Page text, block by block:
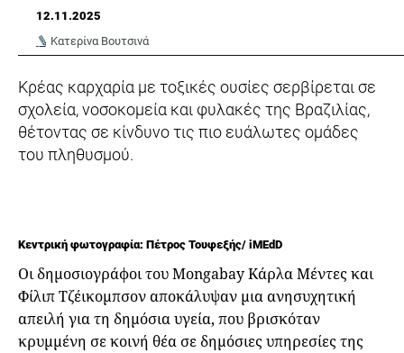
12.11.2025
Κατερίνα Βουτσινά
Kρέας καρχαρία με τοξικές ουσίες σερβίρεται σε
σχολεία, νοσοκομεία και φυλακές της Βραζιλίας,
θέτοντας σε κίνδυνο τις πιο ευάλωτες ομάδες
του πληθυσμού.
Κεντρική φωτογραφία: Πέτρος Τουφεξής/ iMEdD
Οι δημοσιογράφοι του Mongabay Κάρλα Μέντες και
Φίλιπ Τζέικομπσον αποκάλυψαν μια ανησυχητική
απειλή για τη δημόσια υγεία, που βρισκόταν
κρυμμένη σε κοινή θέα σε δημόσιες υπηρεσίες της